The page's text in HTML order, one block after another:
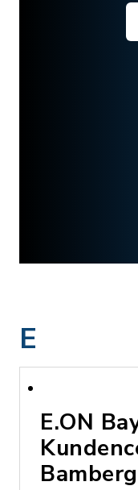
E
E.ON
Bamberg